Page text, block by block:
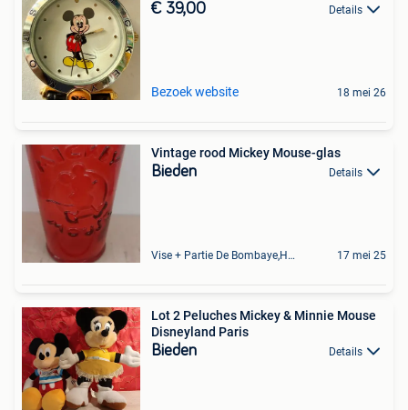
€ 39,00 Details
Bezoek website 18 mei 26
Vintage rood Mickey Mouse-glas
Bieden Details
Vise + Partie De Bombaye,Hac- Court, Hermalle-Ss-Argenteau 17 mei 25
Lot 2 Peluches Mickey & Minnie Mouse
Disneyland Paris
Bieden Details